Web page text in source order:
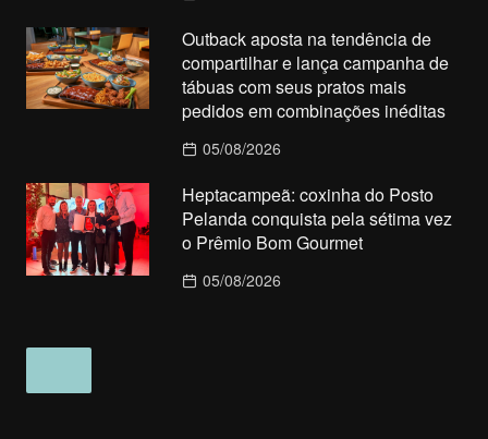
Outback aposta na tendência de
compartilhar e lança campanha de
tábuas com seus pratos mais
pedidos em combinações inéditas
05/08/2026
Heptacampeã: coxinha do Posto
Pelanda conquista pela sétima vez
o Prêmio Bom Gourmet
05/08/2026